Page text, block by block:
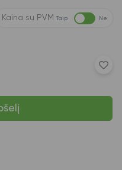
Kaina su PVM Taip Ne